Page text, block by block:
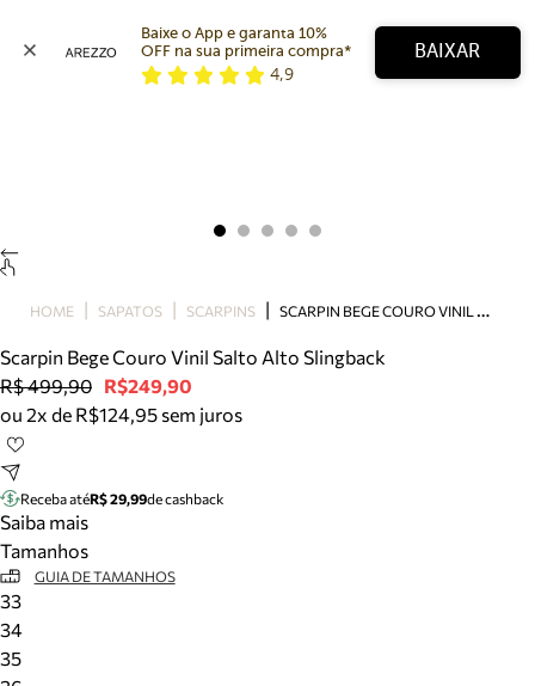
Bolsa
Tamanco
Tênis
Mule
Tire dúvidas sobre pedidos, devoluções e mais.
Meus pedidos
Acompanhe seus pedidos e solicite devoluções.
Baixe o App e garanta 10%
OFF na sua primeira compra*
4,9
BAIXAR
HOME SAPATOS SCARPINS S
CARPIN BEGE COURO VINIL SALTO ALTO SLINGBACK
Scarpin Bege Couro Vinil Salto Alto Slingback
R$ 499,90 R$249,90
ou 2x de R$124,95 sem juros
Receba atéR$ 29,99de cashback
Saiba mais
Tamanhos
GUIA DE TAMANHOS
33
34
35